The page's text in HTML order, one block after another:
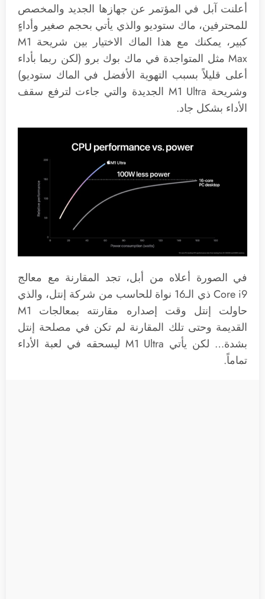
أعلنت آبل في المؤتمر عن جهازها الجديد والمخصص
للمحترفين، ماك ستوديو والذي يأتي بحجم صغير وأداءٍ
كبير، يمكنك مع هذا الماك الاختيار بين شريحة M1
Max مثل المتواجدة في ماك بوك برو (لكن ربما بأداء
أعلى قليلاً بسبب التهوية الأفضل في الماك ستوديو)
وشريحة M1 Ultra الجديدة والتي جاءت لترفع سقف
الأداء بشكل جاد.
في الصورة أعلاه من أبل، تجد المقارنة مع معالج
Core i9 ذي الـ16 نواة للحاسب من شركة إنتل، والذي
حاولت إنتل وقت إصداره مقارنته بمعالجات M1
القديمة وحتى تلك المقارنة لم تكن في مصلحة إنتل
بشدة… لكن يأتي M1 Ultra ليسحقه في لعبة الأداء
تماماً.